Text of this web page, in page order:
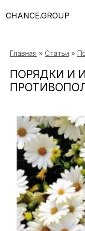
CHANCE.GROUP
Главная » Статьи »
ПОРЯДКИ И